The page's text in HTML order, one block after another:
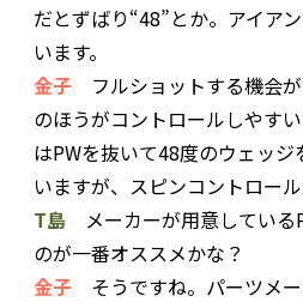
だとずばり“48”とか。アイア
います。
金子 フルショットする機会
のほうがコントロールしやす
はPWを抜いて48度のウェッ
いますが、スピンコントロール
T島 メーカーが用意している
のが一番オススメかな？
金子 そうですね。パーツメ